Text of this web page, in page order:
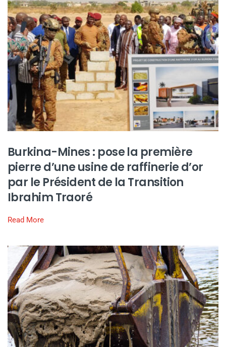
Burkina-Mines : pose la première
pierre d’une usine de raffinerie d’or
par le Président de la Transition
Ibrahim Traoré
Read More